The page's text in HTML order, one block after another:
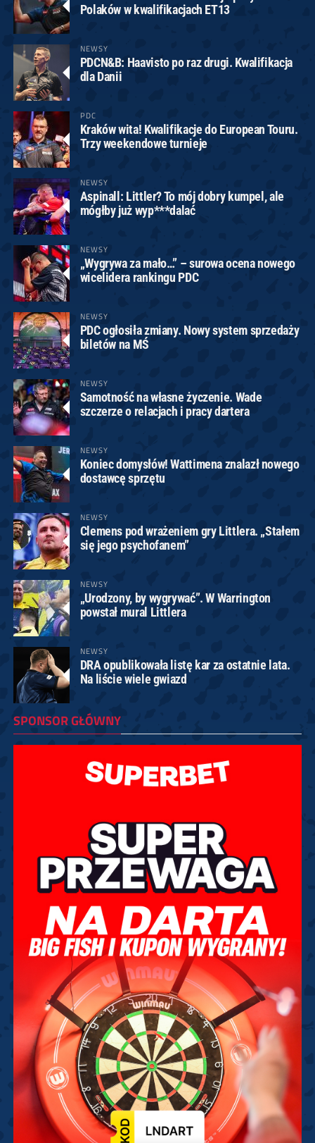
Polaków w kwalifikacjach ET13
NEWSY
PDCN&B: Haavisto po raz drugi. Kwalifikacja
dla Danii
PDC
Kraków wita! Kwalifikacje do European Touru.
Trzy weekendowe turnieje
NEWSY
Aspinall: Littler? To mój dobry kumpel, ale
mógłby już wyp***dalać
NEWSY
„Wygrywa za mało…” – surowa ocena nowego
wicelidera rankingu PDC
NEWSY
PDC ogłosiła zmiany. Nowy system sprzedaży
biletów na MŚ
NEWSY
Samotność na własne życzenie. Wade
szczerze o relacjach i pracy dartera
NEWSY
Koniec domysłów! Wattimena znalazł nowego
dostawcę sprzętu
NEWSY
Clemens pod wrażeniem gry Littlera. „Stałem
się jego psychofanem”
NEWSY
„Urodzony, by wygrywać”. W Warrington
powstał mural Littlera
NEWSY
DRA opublikowała listę kar za ostatnie lata.
Na liście wiele gwiazd
SPONSOR GŁÓWNY